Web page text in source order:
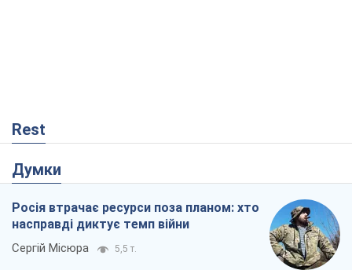
Rest
Думки
Росія втрачає ресурси поза планом: хто
насправді диктує темп війни
Сергій Місюра 5,5 т.